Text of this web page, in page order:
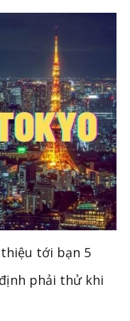
thiệu tới bạn 5
phải thử khi